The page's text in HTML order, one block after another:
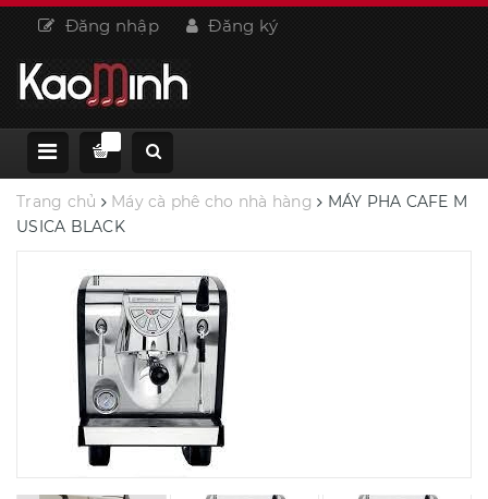
Đăng nhập Đăng ký
Trang chủ Máy cà phê cho nhà hàng
MÁY PHA CAFE M
USICA BLACK